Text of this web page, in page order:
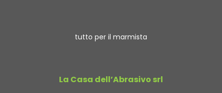
tutto per il marmista
La Casa dell’Abrasivo srl